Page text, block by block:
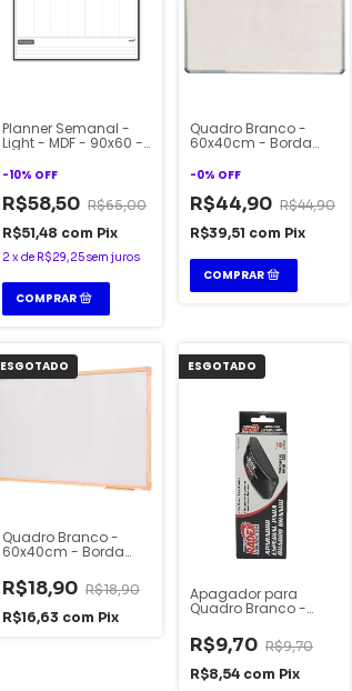
Planner Semanal -
Light - MDF - 90x60 -
-10% OFF
R$58,50 R$65,00
R$51,48 com Pix
2 xde R$29,25sem juros
Quadro Branco -
60x40cm - Borda
-0% OFF
R$44,90 R$44,90
R$39,51 com Pix
ESGOTADO
Quadro Branco -
60x40cm - Borda
R$18,90 R$18,90
R$16,63 com Pix
ESGOTADO
Apagador para
Quadro Branco -
R$9,70 R$9,70
R$8,54 com Pix